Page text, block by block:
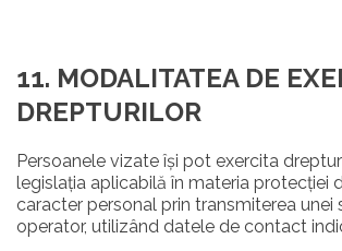
11. MODALITATEA DE
DREPTURILOR
Persoanele vizate își pot exercita
legislația aplicabilă în materia protecției
caracter personal prin transmiterea unei
operator, utilizând datele de contact